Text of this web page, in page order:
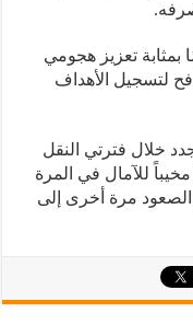
البالغ من العمر 26 عامًا بمثابة تعزيز هجومي
لتسجيل الأهداف
خلال فترتي النقل
للآمال في المرة
الصعود مرة أخرى إلى